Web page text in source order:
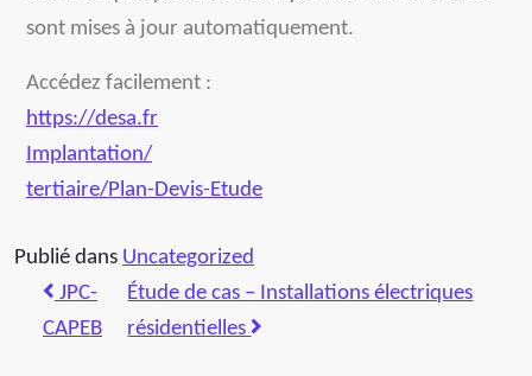
sont mises à jour automatiquement.
Accédez facilement :
https://desa.fr
Implantation/
tertiaire/Plan-Devis-Etude
Publié dans Uncategorized
JPC-
CAPEB
Étude de cas – Installations électriques
résidentielles